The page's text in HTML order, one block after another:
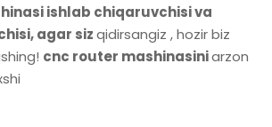
ishlab chiqaruvchisi va
agar sizqidirsangiz , hozir biz
cnc router mashinasiniarzon